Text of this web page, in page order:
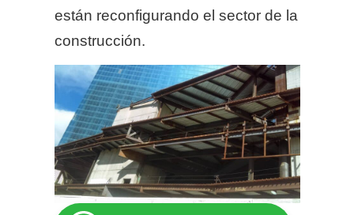
están reconfigurando el sector de la
construcción.